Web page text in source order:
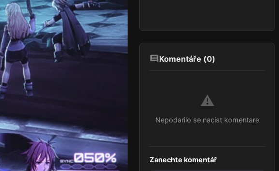
Komentáře (0)
⚠️
Nepodarilo se nacist komentare
Zanechte komentář